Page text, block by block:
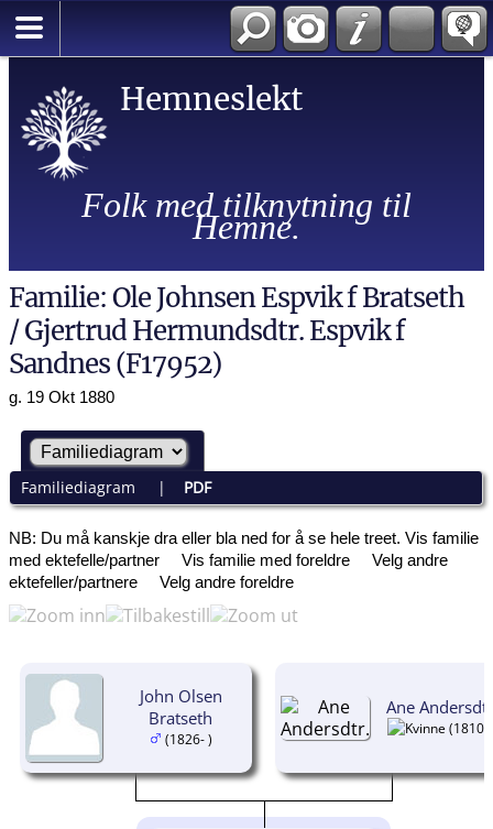
Hemneslekt
Folk med tilknytning til
Hemne.
Familie: Ole Johnsen Espvik f Bratseth
/ Gjertrud Hermundsdtr. Espvik f
Sandnes (F17952)
g. 19 Okt 1880
Familiediagram | PDF
NB: Du må kanskje dra eller bla ned for å se hele treet. Vis familie
med ektefelle/partner
Vis familie med foreldre
Velg andre
ektefeller/partnere
Velg andre foreldre
John Olsen
Bratseth
(1826- )
Ane
(1810-